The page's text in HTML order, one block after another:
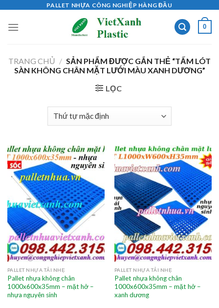
content
PALLET NHỰA CÔNG NGHIỆP HÀNG ĐẦU
0
TRANG CHỦ / SẢN PHẨM ĐƯỢC GẮN THẺ “TẤM LÓT
SÀN KHÔNG CHÂN MẶT LƯỚI MÀU XANH DƯƠNG”
LỌC
PALLET NHỰA TẢI NHẸ
Pallet nhựa không chân
1000x600x35mm – mặt hở –
nhựa nguyên sinh
PALLET NHỰA TẢI NHẸ
Pallet nhựa không chân
1000x600x35mm – mặt hở –
xanh dương